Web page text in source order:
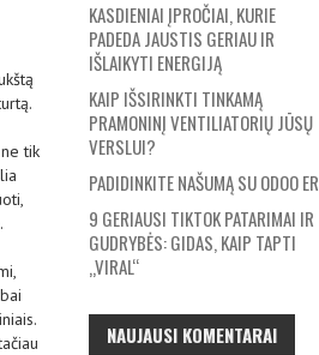
tik
KASDIENIAI ĮPROČIAI, KURIE
PADEDA JAUSTIS GERIAU IR
IŠLAIKYTI ENERGIJĄ
KAIP IŠSIRINKTI TINKAMĄ
PRAMONINĮ VENTILIATORIŲ JŪSŲ
VERSLUI?
PADIDINKITE NAŠUMĄ SU ODOO
9 GERIAUSI TIKTOK PATARIMAI IR
GUDRYBĖS: GIDAS, KAIP TAPTI
„VIRAL“
NAUJAUSI KOMENTARAI